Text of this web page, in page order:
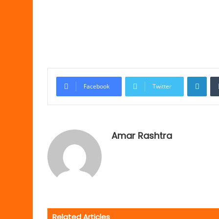
Facebook Twitter
Amar Rashtra
Related Articles